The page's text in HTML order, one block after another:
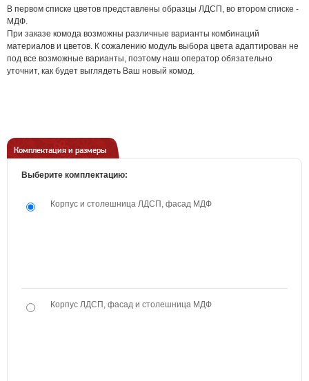
В первом списке цветов представлены образцы ЛДСП, во втором списке -
МДФ.
При заказе комода возможны различные варианты комбинаций
материалов и цветов. К сожалению модуль выбора цвета адаптирован не
под все возможные варианты, поэтому наш оператор обязательно
уточнит, как будет выглядеть Ваш новый комод.
Комплектация и размеры
Выберите комплектацию:
Корпус и столешница ЛДСП, фасад МДФ
Корпус ЛДСП, фасад и столешница МДФ